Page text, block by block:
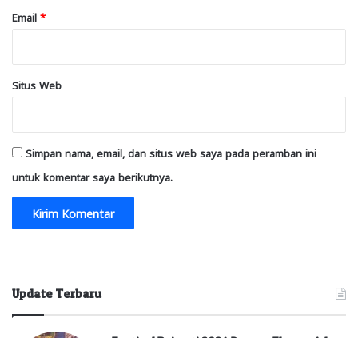
Email *
Situs Web
Simpan nama, email, dan situs web saya pada peramban ini
untuk komentar saya berikutnya.
Update Terbaru